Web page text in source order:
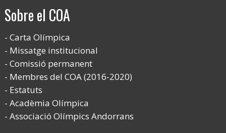
Sobre el COA
Carta Olímpica
Missatge institucional
Comissió permanent
Membres del COA (2016-2020)
Estatuts
Acadèmia Olímpica
Associació Olímpics Andorrans